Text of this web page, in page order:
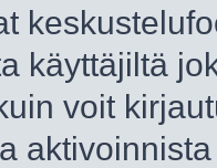
käyttäjiltä
voit